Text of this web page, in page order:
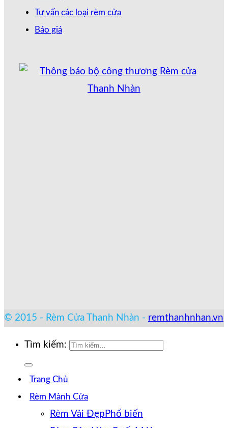
Tư vấn các loại rèm cửa
Báo giá
© 2015 - Rèm Cửa Thanh Nhàn - remthanhnhan.vn
Tìm kiếm:
Trang Chủ
Rèm Mành Cửa
Rèm Vải Đẹp